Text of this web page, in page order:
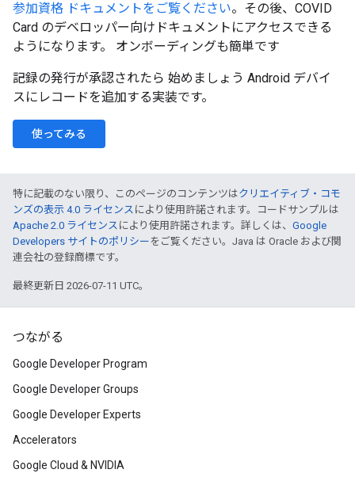
参加資格 ドキュメントをご覧ください。その後、COVID
Card のデベロッパー向けドキュメントにアクセスできる
ようになります。 オンボーディングも簡単です
記録の発行が承認されたら 始めましょう Android デバイ
スにレコードを追加する実装です。
使ってみる
特に記載のない限り、このページのコンテンツはクリエイティブ・コモ
ンズの表示 4.0 ライセンス により使用許諾されます。コードサンプルは
Apache 2.0 ライセンス により使用許諾されます。詳しくは、 Google
Developers サイトのポリシー をご覧ください。Java は Oracle および関
連会社の登録商標です。
最終更新日 2026-07-11 UTC。
つながる
Google Developer Program
Google Developer Groups
Google Developer Experts
Accelerators
Google Cloud & NVIDIA